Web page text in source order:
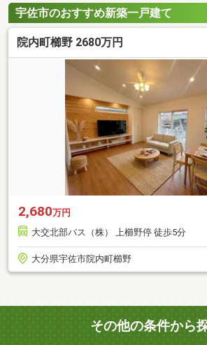
宇佐市のおすすめ新築一戸建て
院内町櫛野 2680万円
2,680万円
大交北部バス（株） 上櫛野停 徒歩5分
大分県宇佐市院内町櫛野
その他の条件から